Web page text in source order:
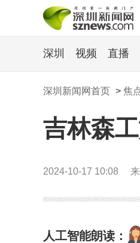
深圳 视频 直播
深圳新闻网首页 > 焦
吉林森
2024-10-17 10:08
人工智能朗读：